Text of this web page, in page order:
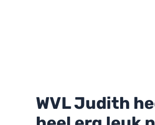
WVL Judith